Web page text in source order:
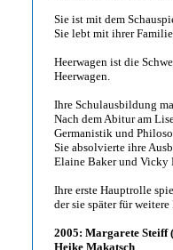
Sie ist mit dem
Sie lebt mit ihrer
Heerwagen ist die
Heerwagen.
Ihre Schulausbildung
Nach dem Abitur am
Germanistik und
Sie absolvierte ihre
Elaine Baker und Vicky
Ihre erste Hauptrolle
der sie später für
2005: Margarete Steiff
Heike Makatsch